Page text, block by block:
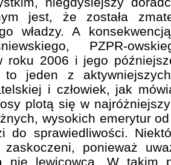
jest, że została
władzy. A
PZPR-
roku 2006 i jego
to jeden z
i człowiek, jak
plotą się w
wysokich emerytur
do sprawiedliwości.
zaskoczeni, ponieważ
nie lewicowca. W takim